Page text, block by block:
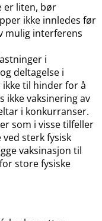
er liten, bør
ikke innledes før
mulig interferens
i
deltagelse i
til hinder for å
ikke vaksinering av
i konkurranser.
som i visse tilfeller
sterk fysisk
vaksinasjon til
store fysiske